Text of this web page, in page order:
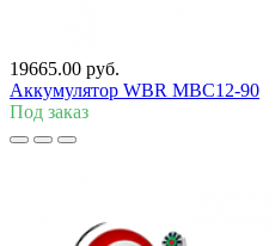
19665.00 руб.
Аккумулятор WBR MBC12-90
Под заказ